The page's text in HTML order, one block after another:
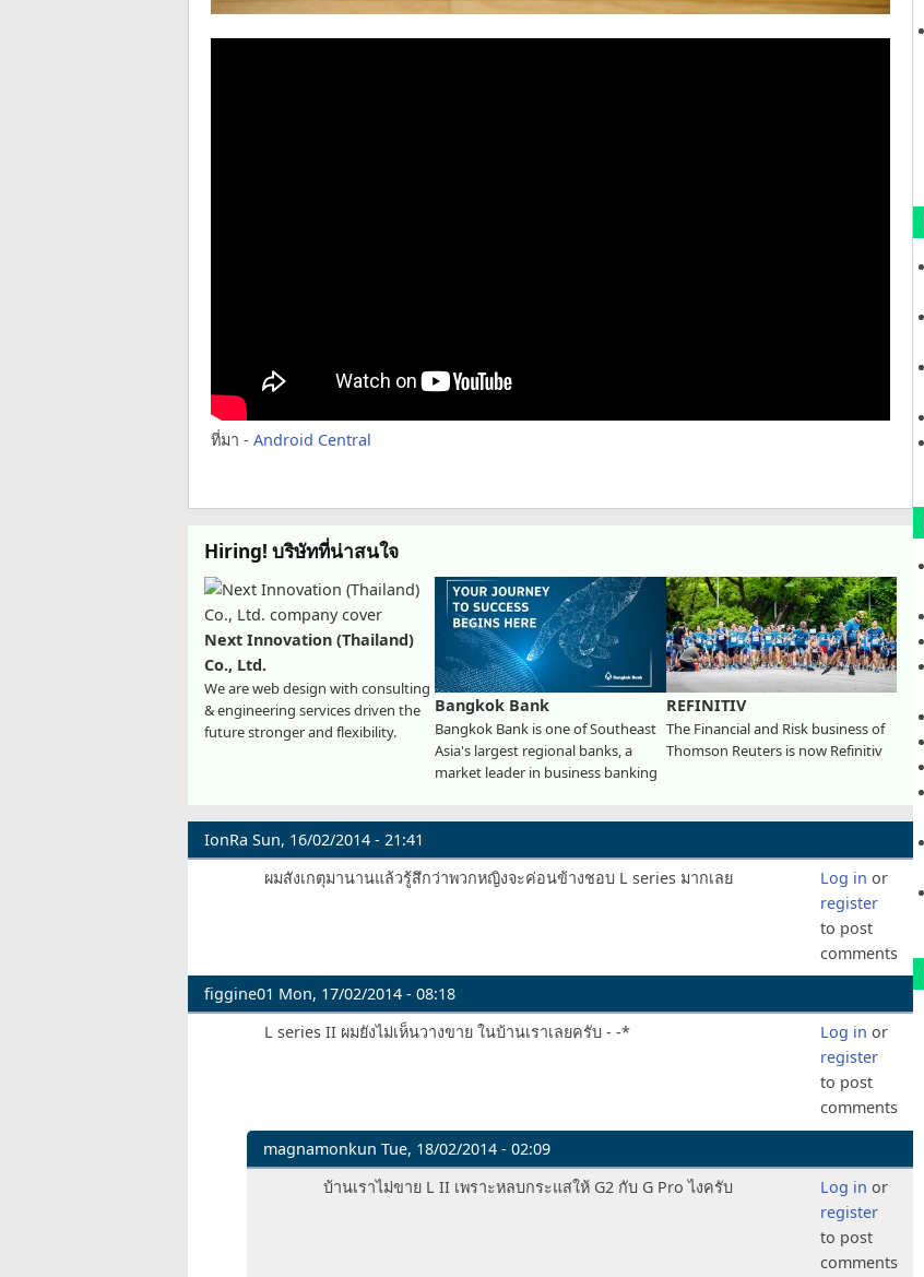
ที่มา - Android Central
Hiring! บริษัทที่น่าสนใจ
Next Innovation (Thailand)
Co., Ltd.
We are web design with consulting
& engineering services driven the
future stronger and flexibility.
Bangkok Bank
Bangkok Bank is one of Southeast
Asia's largest regional banks, a
market leader in business banking
REFINITIV
The Financial and Risk business of
Thomson Reuters is now Refinitiv
IonRa Sun, 16/02/2014 - 21:41
ผมสังเกตุมานานแล้วรู้สึกว่าพวกหญิงจะค่อนข้างชอบ L series มากเลย
Log in or
register
to post
comments
figgine01 Mon, 17/02/2014 - 08:18
L series II ผมยังไม่เห็นวางขาย ในบ้านเราเลยครับ - -*
Log in or
register
to post
comments
magnamonkun Tue, 18/02/2014 - 02:09
In
บ้านเราไม่ขาย L II เพราะหลบกระแสให้ G2 กับ G Pro ไงครับ Log in or
register
to post
comments